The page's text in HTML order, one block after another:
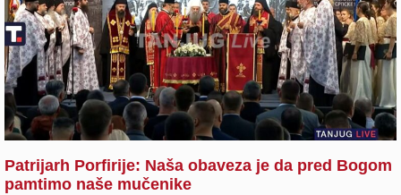
Patrijarh Porfirije: Naša obaveza je da pred Bogom
pamtimo naše mučenike